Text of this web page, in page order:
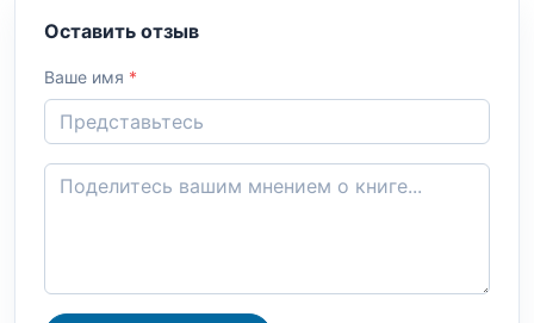
Оставить отзыв
Ваше имя *